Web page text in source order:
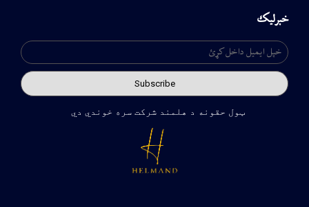
خبرلیک
ټول حقونه د هلمند شرکت سره خوندي دي